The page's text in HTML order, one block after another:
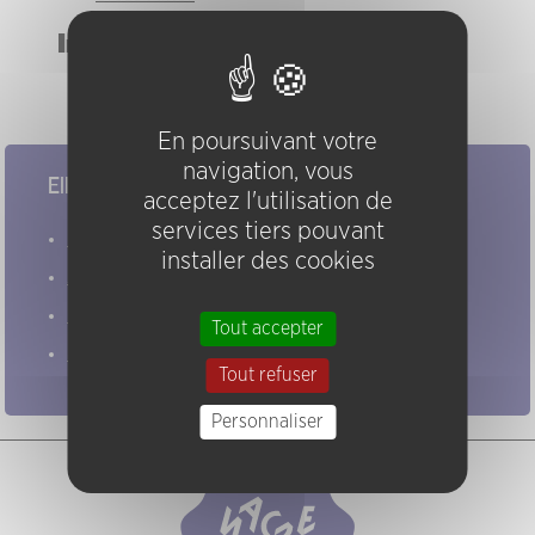
Instruments
Elles/ils ont joué chez nous
Evénements
En poursuivant votre
navigation, vous
acceptez l'utilisation de
services tiers pouvant
installer des cookies
Tout accepter
Tout refuser
Personnaliser